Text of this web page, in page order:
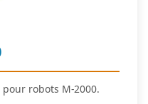
robots M-2000.